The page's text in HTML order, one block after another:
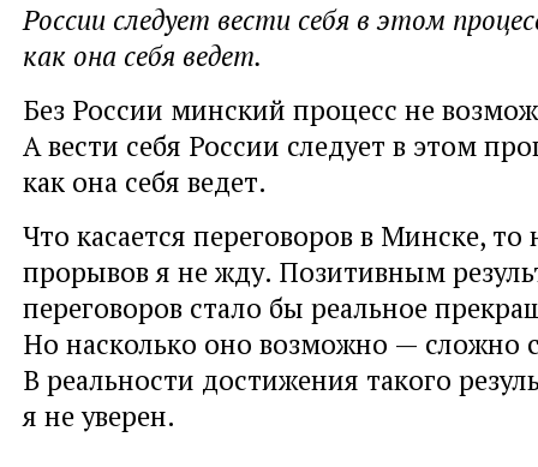
России следует вести себя в этом
как она себя ведет.
Без России минский процесс не
А вести себя России следует в этом
как она себя ведет.
Что касается переговоров в Минске, то
прорывов я не жду. Позитивным
переговоров стало бы реальное
Но насколько оно возможно — сложно
В реальности достижения такого
я не уверен.